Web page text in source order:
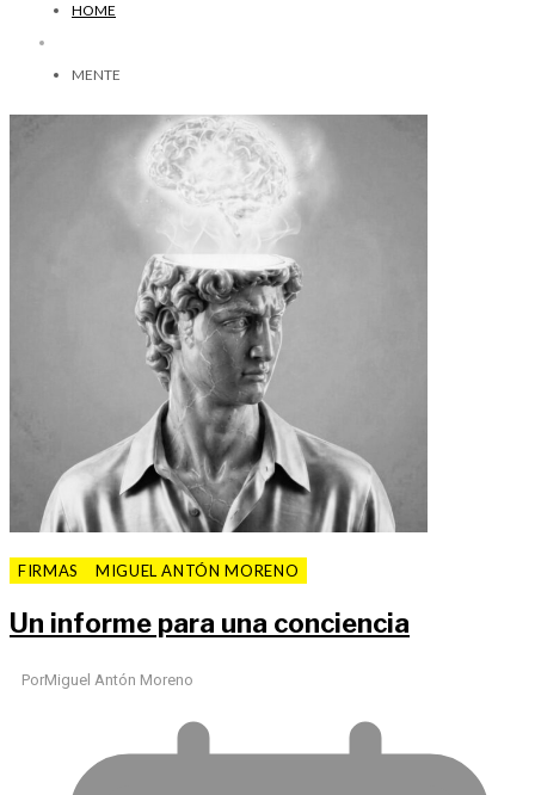
HOME
MENTE
FIRMAS MIGUEL ANTÓN MORENO
Un informe para una conciencia
PorMiguel Antón Moreno